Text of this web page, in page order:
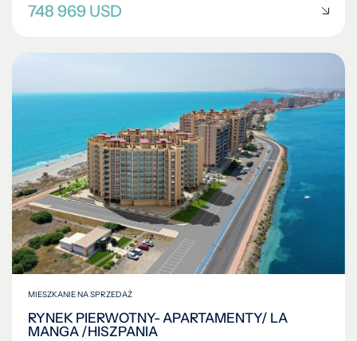
748 969 USD
MIESZKANIE NA SPRZEDAŻ
RYNEK PIERWOTNY- APARTAMENTY/ LA
MANGA /HISZPANIA